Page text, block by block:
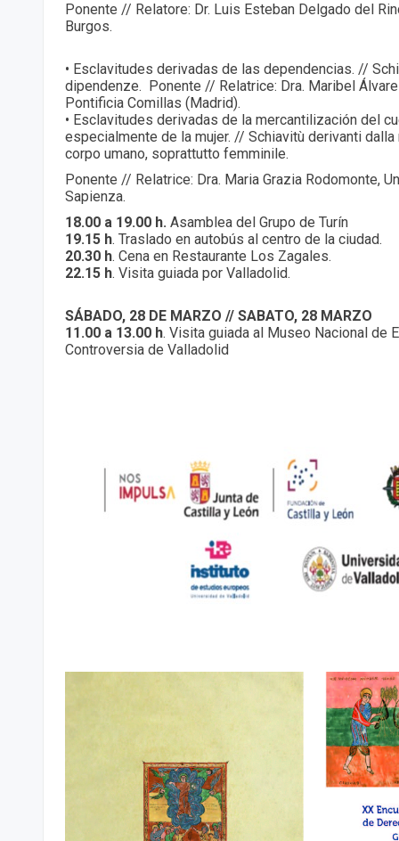
Ponente // Relatore: Dr. Luis Esteban Delgado del
Burgos.
• Esclavitudes derivadas de las dependencias. //
dipendenze. Ponente // Relatrice: Dra. Maribel
Pontificia Comillas (Madrid).
• Esclavitudes derivadas de la mercantilización del
especialmente de la mujer. // Schiavitù derivanti
corpo umano, soprattutto femminile.
Ponente // Relatrice: Dra. Maria Grazia Rodomonte,
Sapienza.
18.00 a 19.00 h. Asamblea del Grupo de Turín
19.15 h. Traslado en autobús al centro de la ciudad.
20.30 h. Cena en Restaurante Los Zagales.
22.15 h. Visita guiada por Valladolid.
SÁBADO, 28 DE MARZO // SABATO, 28 MARZO
11.00 a 13.00 h. Visita guiada al Museo Nacional de
Controversia de Valladolid